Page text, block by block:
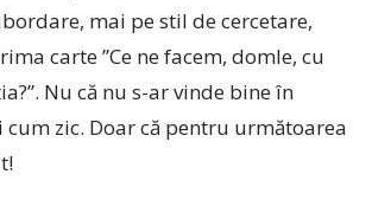
mai pe stil de cercetare,
carte ”Ce ne facem, domle, cu
Nu că nu s-ar vinde bine în
zic. Doar că pentru următoarea